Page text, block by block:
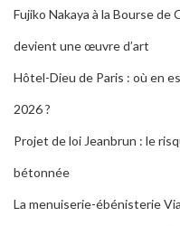
Fujiko Nakaya à la Bourse de
devient une œuvre d’art
Hôtel-Dieu de Paris : où en
2026 ?
Projet de loi Jeanbrun : le
bétonnée
La menuiserie-ébénisterie